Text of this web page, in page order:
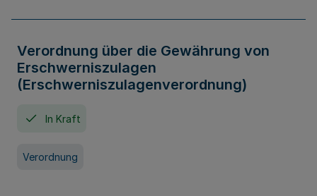
Verordnung über die Gewährung von
Erschwerniszulagen
(Erschwerniszulagenverordnung)
In Kraft
Verordnung